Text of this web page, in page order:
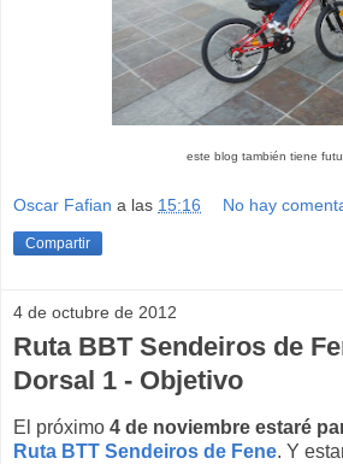
este blog también tiene
Oscar Fafian a las 15:16 No hay
Compartir
4 de octubre de 2012
Ruta BBT Sendeiros de
Dorsal 1 - Objetivo
El próximo 4 de noviembre estaré
Ruta BTT Sendeiros de Fene. Y